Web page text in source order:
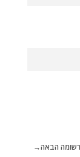
רשומה הבאה